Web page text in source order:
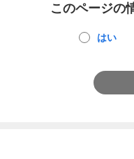
このページの
はい